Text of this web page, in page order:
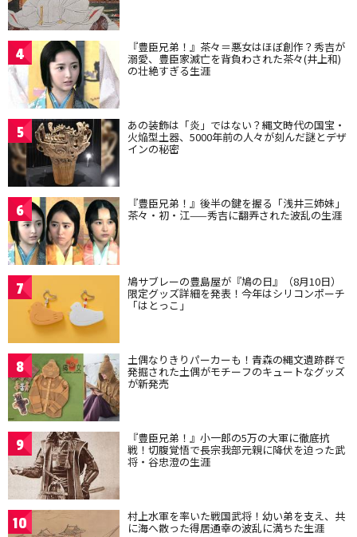
4 『豊臣兄弟！』茶々＝悪女はほぼ創作？秀吉が
溺愛、豊臣家滅亡を背負わされた茶々(井上和)
の壮絶すぎる生涯
5 あの装飾は「炎」ではない？縄文時代の国宝・
火焔型土器、5000年前の人々が刻んだ謎とデザ
インの秘密
6 『豊臣兄弟！』後半の鍵を握る「浅井三姉妹」
茶々・初・江——秀吉に翻弄された波乱の生涯
7 鳩サブレーの豊島屋が『鳩の日』（8月10日）
限定グッズ詳細を発表！今年はシリコンポーチ
「はとっこ」
8 土偶なりきりパーカーも！青森の縄文遺跡群で
発掘された土偶がモチーフのキュートなグッズ
が新発売
9 『豊臣兄弟！』小一郎の5万の大軍に徹底抗
戦！切腹覚悟で長宗我部元親に降伏を迫った武
将・谷忠澄の生涯
10 村上水軍を率いた戦国武将！幼い弟を支え、共
に海へ散った得居通幸の波乱に満ちた生涯